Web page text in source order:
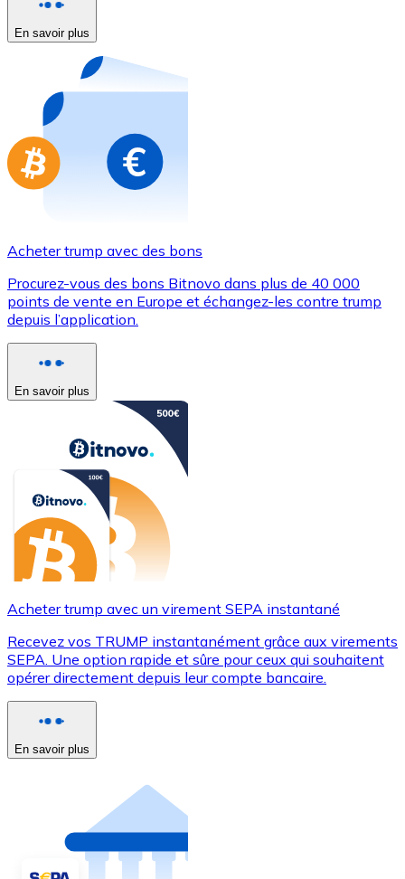
Nouveau
Achetez des cartes-cadeaux de vos marques
Aller à la boutique de cartes-cadeaux
En savoir plus
Acheter trump avec des bons
Procurez-vous des bons Bitnovo dans plus de 40 000
points de vente en Europe et échangez-les contre trump
depuis l’application.
En savoir plus
Acheter trump avec un virement SEPA instantané
Recevez vos TRUMP instantanément grâce aux virements
SEPA. Une option rapide et sûre pour ceux qui souhaitent
opérer directement depuis leur compte bancaire.
En savoir plus